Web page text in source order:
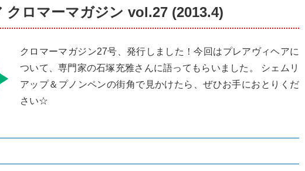
クロマーマガジン vol.27 (2013.4)
クロマーマガジン27号、発行しました！今回はプレアヴィヘアに
ついて、専門家の石塚充雅さんに語ってもらいました。 シェムリ
アップ＆プノンペンの街角で見かけたら、ぜひお手におとりくだ
さい☆